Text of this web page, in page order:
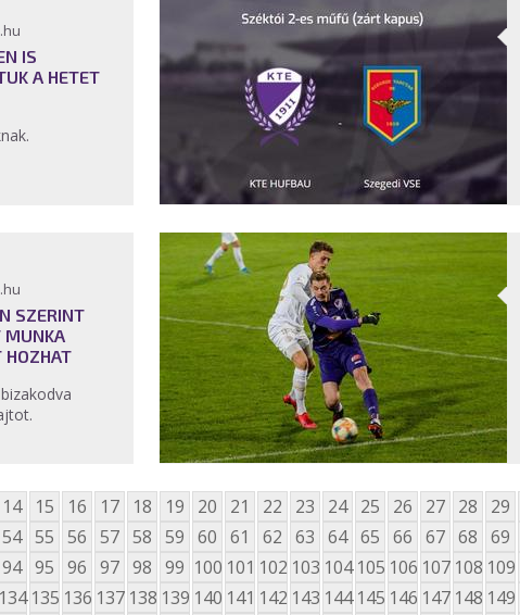
IS
A HETET
SZERINT
MUNKA
HOZHAT
14 15 16 17 18 19 20 21 22 23 24 25 26 27 28 29
54 55 56 57 58 59 60 61 62 63 64 65 66 67 68 69
94 95 96 97 98 99 100 101 102 103 104 105 106 107 108 109
134 135 136 137 138 139 140 141 142 143 144 145 146 147 148 149